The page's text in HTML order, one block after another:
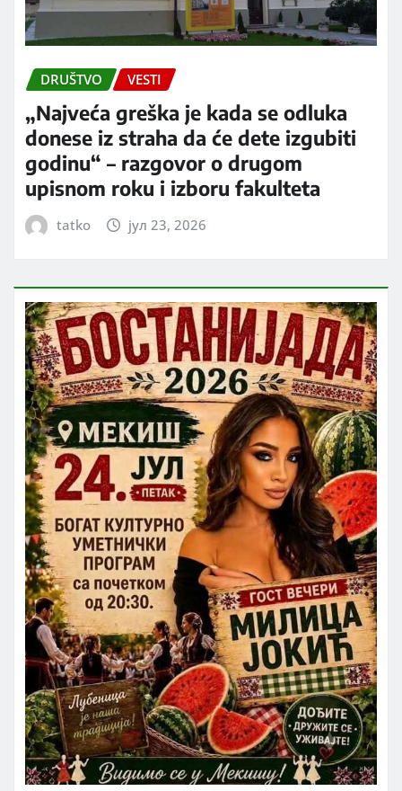
DRUŠTVO VESTI
„Najveća greška je kada se odluka
donese iz straha da će dete izgubiti
godinu“ – razgovor o drugom
upisnom roku i izboru fakulteta
tatko јул 23, 2026